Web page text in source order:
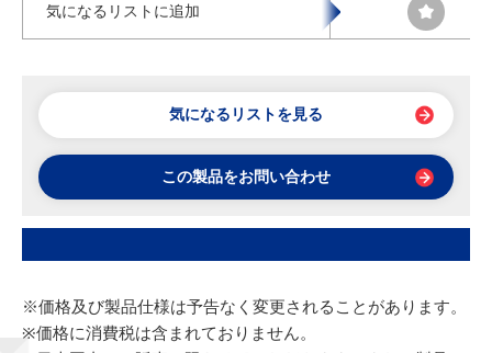
気になるリストに追加
気になるリストを見る
この製品をお問い合わせ
※価格及び製品仕様は予告なく変更されることがあります。
※価格に消費税は含まれておりません。